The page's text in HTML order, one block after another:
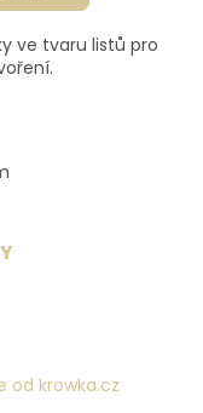
ve tvaru listů pro
od krowka.cz